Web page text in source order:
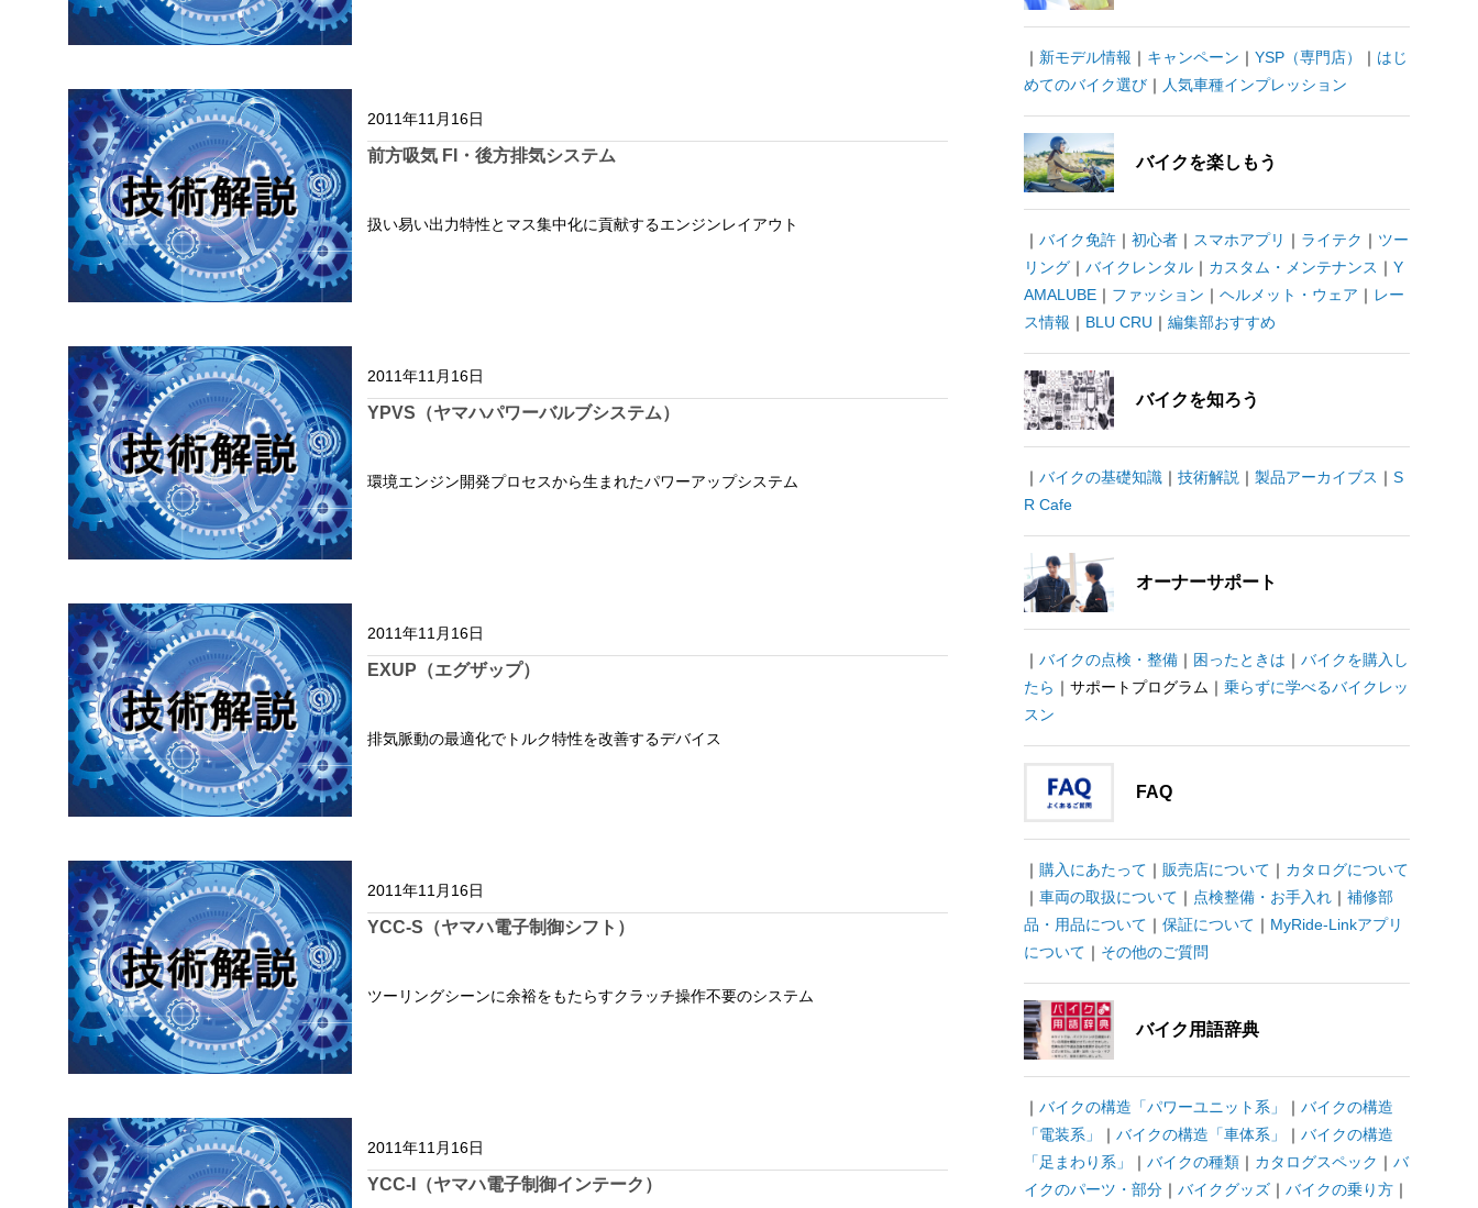
2011年11月16日
前方吸気 FI・後方排気システム
扱い易い出力特性とマス集中化に貢献するエンジンレイアウト
2011年11月16日
YPVS（ヤマハパワーバルブシステム）
環境エンジン開発プロセスから生まれたパワーアップシステム
2011年11月16日
EXUP（エグザップ）
排気脈動の最適化でトルク特性を改善するデバイス
2011年11月16日
YCC-S（ヤマハ電子制御シフト）
ツーリングシーンに余裕をもたらすクラッチ操作不要のシステム
2011年11月16日
YCC-I（ヤマハ電子制御インテーク）
｜ 新モデル情報 ｜ キャンペーン ｜ YSP（専門店） ｜ はじ
めてのバイク選び｜ 人気車種インプレッション
バイクを楽しもう
｜ バイク免許｜ 初心者｜ スマホアプリ ｜ ライテク ｜ ツー
リング｜ バイクレンタル｜ カスタム・メンテナンス ｜ Y
AMALUBE｜ ファッション ｜ ヘルメット・ウェア ｜ レー
ス情報 ｜ BLU CRU ｜ 編集部おすすめ
バイクを知ろう
｜ バイクの基礎知識｜ 技術解説 ｜ 製品アーカイブス ｜ S
R Cafe
オーナーサポート
｜ バイクの点検・整備｜ 困ったときは ｜ バイクを購入し
たら ｜サポートプログラム｜ 乗らずに学べるバイクレッ
スン
FAQ
｜ 購入にあたって ｜ 販売店について ｜ カタログについて
｜ 車両の取扱について ｜ 点検整備・お手入れ｜ 補修部
品・用品について ｜ 保証について ｜ MyRide-Linkアプリ
について ｜ その他のご質問
バイク用語辞典
｜ バイクの構造「パワーユニット系」 ｜ バイクの構造
「電装系」
｜ バイクの構造「車体系」 ｜ バイクの構造
「足まわり系」
｜ バイクの種類｜ カタログスペック ｜ バ
イクのパーツ・部分｜ バイクグッズ｜ バイクの乗り方｜